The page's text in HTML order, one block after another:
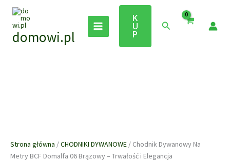
Przejdź
treścidomowi.pl
K
U
P
Szukaj
Strona główna /CHODNIKI DYWANOWE / Chodnik Dywanowy Na
Metry BCF Domalfa 06 Brązowy – Trwałość i Elegancja